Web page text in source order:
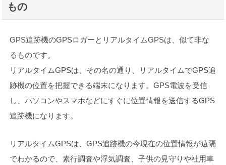
もの
GPS追跡機のGPSロガーとリアルタイムGPSは、似て非な
るものです。
リアルタイムGPSは、その名の通り、リアルタイムでGPS追
跡機の位置を把握できる端末になります。GPS電波を受信
し、パソコンやスマホなどにすぐに位置情報を送信するGPS
追跡機になります。
リアルタイムGPSは、GPS追跡機の今現在の位置情報が遠隔
でわかるので、素行調査や浮気調査、子供の見守りや社用車